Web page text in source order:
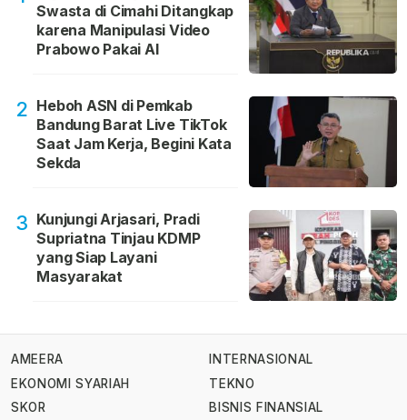
Swasta di Cimahi Ditangkap
karena Manipulasi Video
Prabowo Pakai AI
2 Heboh ASN di Pemkab
Bandung Barat Live TikTok
Saat Jam Kerja, Begini Kata
Sekda
3 Kunjungi Arjasari, Pradi
Supriatna Tinjau KDMP
yang Siap Layani
Masyarakat
AMEERA
EKONOMI SYARIAH
SKOR
INTERNASIONAL
TEKNO
BISNIS FINANSIAL